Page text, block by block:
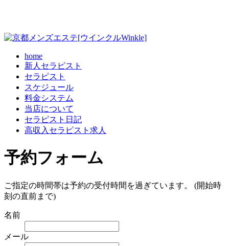
home
新人セラピスト
セラピスト
スケジュール
料金システム
当店について
セラピスト日記
高収入セラピスト求人
予約フォーム
ご指定の時間帯は予約の受付時間を過ぎています。 (開始時
刻の直前まで)
名前
メール